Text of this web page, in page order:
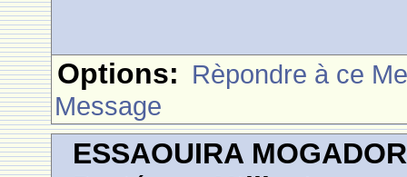
Options: Rèpondre à ce
Message
ESSAOUIRA MOGADOR